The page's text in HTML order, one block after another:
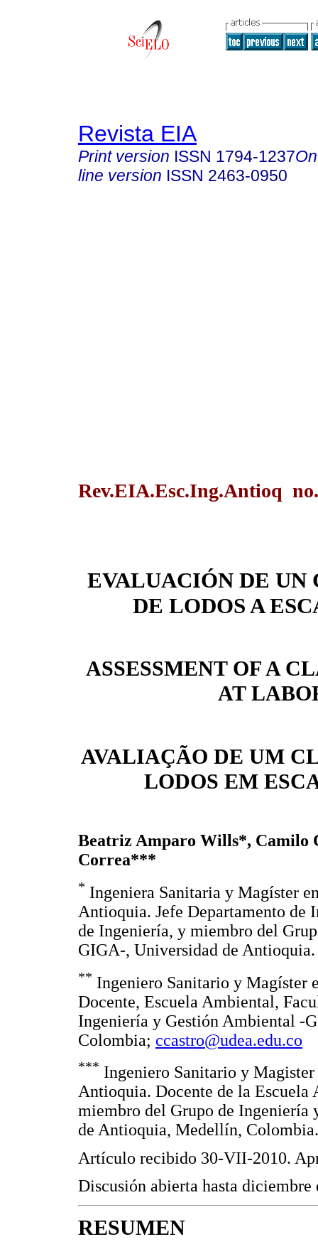
Revista EIA
Print version ISSN 1794-1237
line version ISSN 2463-0950
Rev.EIA.Esc.Ing.Antioq
EVALUACIÓN DE
DE LODOS A
ASSESSMENT OF A
AT
AVALIAÇÃO DE UM
LODOS EM
Beatriz Amparo Wills*, Camilo
Correa***
* Ingeniera Sanitaria y Magíster
Antioquia. Jefe Departamento de
de Ingeniería, y miembro del
GIGA-, Universidad de
** Ingeniero Sanitario y Magíster
Docente, Escuela Ambiental,
Ingeniería y Gestión Ambiental -
Colombia; ccastro@udea.edu.co
*** Ingeniero Sanitario y
Antioquia. Docente de la
miembro del Grupo de
de Antioquia, Medellín,
Artículo recibido 30-VII-2010.
Discusión abierta hasta diciembre
RESUMEN